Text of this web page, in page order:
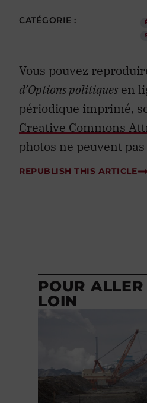
CATÉGORIE :
Vous pouvez
d’Options politiques en
périodique imprimé,
Creative Commons
photos ne peuvent
REPUBLISH THIS ARTICLE
POUR
LOIN